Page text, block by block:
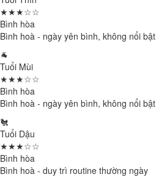
★★★☆☆
Bình hòa
Bình hoà - ngày yên bình, không nổi bật
🐐
Tuổi Mùi
★★★☆☆
Bình hòa
Bình hoà - ngày yên bình, không nổi bật
🐔
Tuổi Dậu
★★★☆☆
Bình hòa
Bình hoà - duy trì routine thường ngày